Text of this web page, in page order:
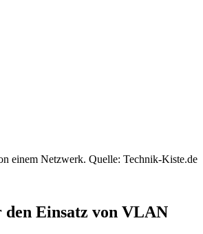
einem Netzwerk. Quelle: Technik-Kiste.de
den Einsatz von VLAN